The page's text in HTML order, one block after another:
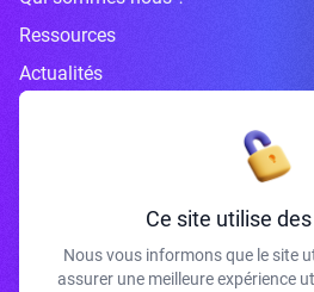
Ressources
Actualités
Inscrivez-vous à la
Ce site utilise
Nous vous informons que le site
assurer une meilleure expérience